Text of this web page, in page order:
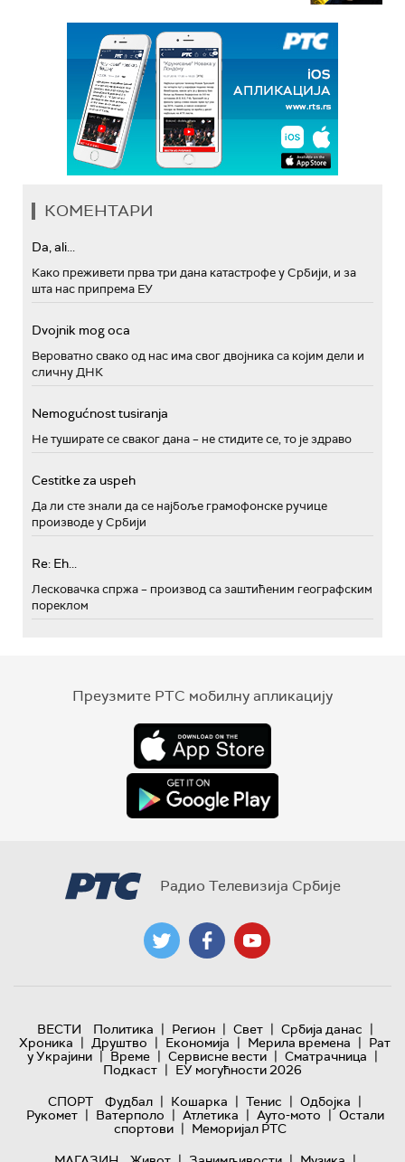
КОМЕНТАРИ
Da, ali...
Како преживети прва три дана катастрофе у Србији, и за
шта нас припрема ЕУ
Dvojnik mog oca
Вероватно свако од нас има свог двојника са којим дели и
сличну ДНК
Nemogućnost tusiranja
Не туширате се сваког дана – не стидите се, то је здраво
Cestitke za uspeh
Да ли сте знали да се најбоље грамофонске ручице
производе у Србији
Re: Eh...
Лесковачка спржа – производ са заштићеним географским
пореклом
Преузмите РТС мобилну апликацију
Радио Телевизија Србије
ВЕСТИ Политика | Регион | Свет | Србија данас |
Хроника | Друштво | Економија | Мерила времена | Рат
у Украјини | Време | Сервисне вести | Сматрачница |
Подкаст | ЕУ могућности 2026
СПОРТ
Фудбал | Кошарка | Тенис | Одбојка |
Рукомет | Ватерполо | Атлетика | Ауто-мото | Остали
спортови | Меморијал РТС